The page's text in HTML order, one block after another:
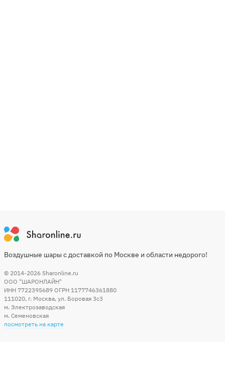
Воздушные шары с доставкой по Москве и области недорого!
© 2014-2026 Sharonline.ru
ООО "ШАРОНЛАЙН"
ИНН 7722395689 ОГРН 1177746361880
111020, г. Москва, ул. Боровая 3c3
м. Электрозаводская
м. Семеновская
посмотреть на карте